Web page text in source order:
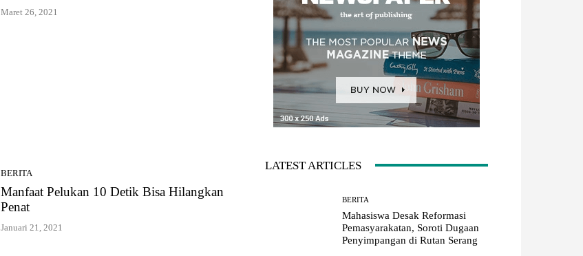
Maret 26, 2021
BERITA
Manfaat Pelukan 10 Detik Bisa Hilangkan
Penat
Januari 21, 2021
LATEST ARTICLES
BERITA
Mahasiswa Desak Reformasi
Pemasyarakatan, Soroti Dugaan
Penyimpangan di Rutan Serang